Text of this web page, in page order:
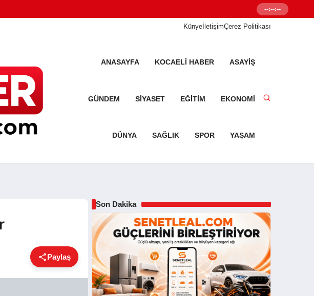
Senetleal.com
--:--:--
KünyeİletişimÇerez Politikası
ANASAYFA KOCAELI HABER ASAYIŞ
GÜNDEM SIYASET EĞITIM EKONOMI
DÜNYA SAĞLIK SPOR YAŞAM
Paylaş
Son Dakika